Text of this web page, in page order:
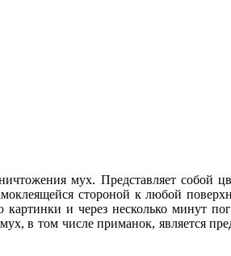
мух. Представляет
стороной к любой
и через несколько минут
в том числе приманок, является